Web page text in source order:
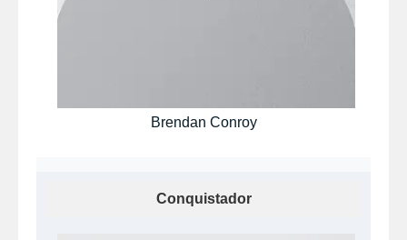
Brendan Conroy
Conquistador